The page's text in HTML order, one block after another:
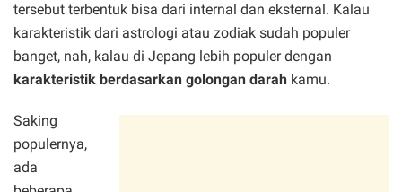
tersebut terbentuk bisa dari internal dan eksternal. Kalau
karakteristik dari astrologi atau zodiak sudah populer
banget, nah, kalau di Jepang lebih populer dengan
karakteristik berdasarkan golongan darah kamu.
Saking
populernya,
ada